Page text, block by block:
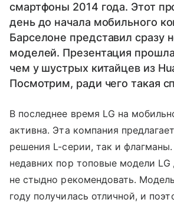
смартфоны 2014 года. Этот
день до начала мобильного
Барселоне представил сразу
моделей. Презентация
чем у шустрых китайцев из
Посмотрим, ради чего такая
В последнее время LG на
активна. Эта компания
решения L-серии, так и
недавних пор топовые модели LG
не стыдно рекомендовать.
году получилась отличной, и